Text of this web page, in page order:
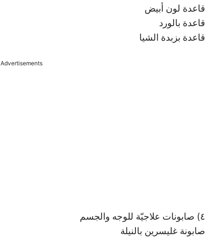
قاعدة لون أبيض
قاعدة بالورد
قاعدة بزبدة الشيا
Advertisements
٤) صابونات علاجيّة للوجه والجسم
صابونة غليسرين بالنيلة